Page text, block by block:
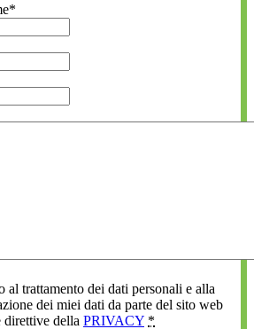
*
al trattamento dei dati personali e alla
dei miei dati da parte del sito web
direttive della PRIVACY *